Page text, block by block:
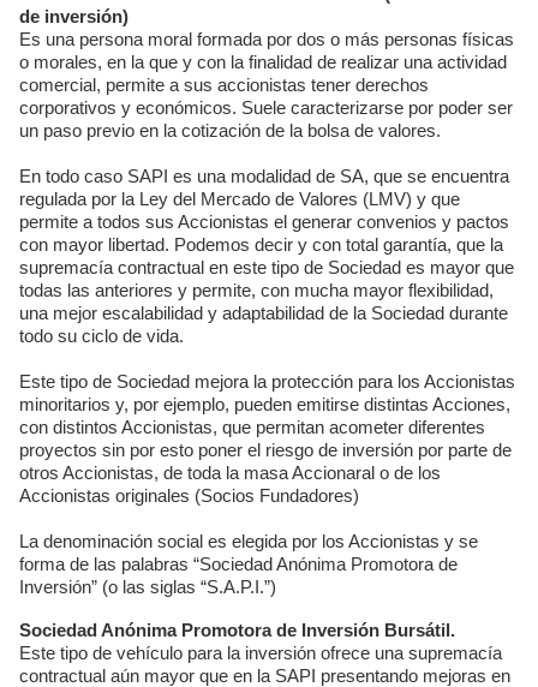
de inversión)
Es una persona moral formada por dos o más personas físicas
o morales, en la que y con la finalidad de realizar una actividad
comercial, permite a sus accionistas tener derechos
corporativos y económicos. Suele caracterizarse por poder ser
un paso previo en la cotización de la bolsa de valores.
En todo caso SAPI es una modalidad de SA, que se encuentra
regulada por la Ley del Mercado de Valores (LMV) y que
permite a todos sus Accionistas el generar convenios y pactos
con mayor libertad. Podemos decir y con total garantía, que la
supremacía contractual en este tipo de Sociedad es mayor que
todas las anteriores y permite, con mucha mayor flexibilidad,
una mejor escalabilidad y adaptabilidad de la Sociedad durante
todo su ciclo de vida.
Este tipo de Sociedad mejora la protección para los Accionistas
minoritarios y, por ejemplo, pueden emitirse distintas Acciones,
con distintos Accionistas, que permitan acometer diferentes
proyectos sin por esto poner el riesgo de inversión por parte de
otros Accionistas, de toda la masa Accionaral o de los
Accionistas originales (Socios Fundadores)
La denominación social es elegida por los Accionistas y se
forma de las palabras “Sociedad Anónima Promotora de
Inversión” (o las siglas “S.A.P.I.”)
Sociedad Anónima Promotora de Inversión Bursátil.
Este tipo de vehículo para la inversión ofrece una supremacía
contractual aún mayor que en la SAPI presentando mejoras en